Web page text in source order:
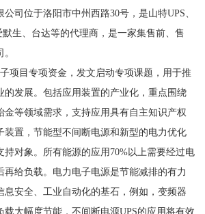
司位于洛阳市中州西路30号，是山特UPS、
默生、台达等的代理商，是一家集售前、售
项目专项资金，发文启动专项课题，用于推
的发展。包括应用装置的产业化，重点围绕
金等领域需求，支持应用具有自主知识产权
装置，节能型不间断电源和新型的电力优化
持对象。所有能源的应用70%以上需要经过电
再给负载。电力电子电源是节能减排的有力
息安全、工业自动化的基石，例如，变频器
载大幅度节能，不间断电源UPS的应用将有效